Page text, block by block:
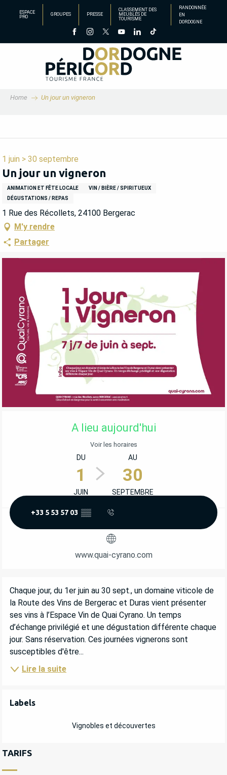
principal
ESPACE
PRO
GROUPES PRESSE
CLASSEMENT DES
MEUBLÉS DE
TOURISME
RANDONNÉE
EN
DORDOGNE
Home Un jour un vigneron
1 juin > 30 septembre
Un jour un vigneron
ANIMATION ET FÊTE LOCALE
VIN / BIÈRE / SPIRITUEUX
DÉGUSTATIONS / REPAS
1 Rue des Récollets, 24100 Bergerac
M'y rendre
Partager
OUVERTURE ET COORDONNÉES
A lieu aujourd'hui
Voir les horaires
DU
1
JUIN
AU
30
SEPTEMBRE
+33 5 53 57 03 ▒▒
www.quai-cyrano.com
DESCRIPTION
Chaque jour, du 1er juin au 30 sept., un domaine viticole de
la Route des Vins de Bergerac et Duras vient présenter
ses vins à l’Espace Vin de Quai Cyrano. Un temps
d’échange privilégié et une dégustation différente chaque
jour. Sans réservation. Ces journées vignerons sont
susceptibles d'être...
Lire la suite
OFFRES DE PRESTATIONS
Labels
Labels
Vignobles et découvertes
TARIFS